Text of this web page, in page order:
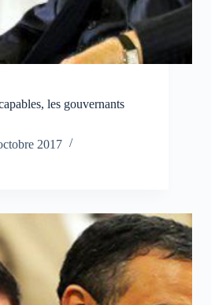
les gouvernants
2017